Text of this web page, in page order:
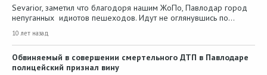
Sevarior, заметил что благодоря нашим ЖоПо, Павлодар город
непуганных идиотов пешеходов. Идут не оглянувшись по…
10 лет назад
Обвиняемый в совершении смертельного ДТП в Павлодаре
полицейский признал вину